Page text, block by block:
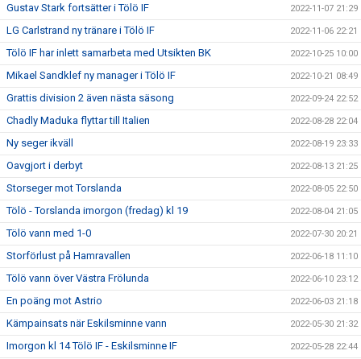
Gustav Stark fortsätter i Tölö IF 2022-11-07 21:29
LG Carlstrand ny tränare i Tölö IF 2022-11-06 22:21
Tölö IF har inlett samarbeta med Utsikten BK 2022-10-25 10:00
Mikael Sandklef ny manager i Tölö IF 2022-10-21 08:49
Grattis division 2 även nästa säsong 2022-09-24 22:52
Chadly Maduka flyttar till Italien 2022-08-28 22:04
Ny seger ikväll 2022-08-19 23:33
Oavgjort i derbyt 2022-08-13 21:25
Storseger mot Torslanda 2022-08-05 22:50
Tölö - Torslanda imorgon (fredag) kl 19 2022-08-04 21:05
Tölö vann med 1-0 2022-07-30 20:21
Storförlust på Hamravallen 2022-06-18 11:10
Tölö vann över Västra Frölunda 2022-06-10 23:12
En poäng mot Astrio 2022-06-03 21:18
Kämpainsats när Eskilsminne vann 2022-05-30 21:32
Imorgon kl 14 Tölö IF - Eskilsminne IF 2022-05-28 22:44